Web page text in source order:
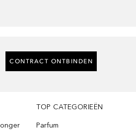
CONTRACT ONTBINDEN
TOP CATEGORIEËN
Parfum